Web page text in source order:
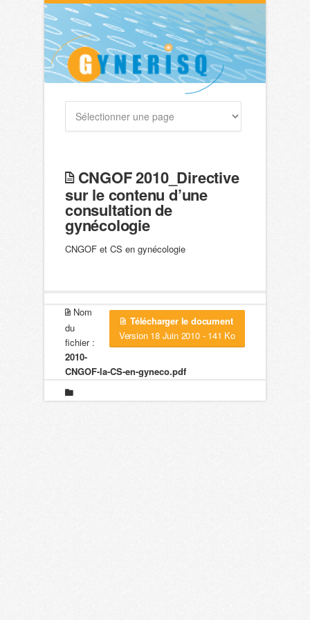
CNGOF 2010_Directive
sur le contenu d’une
consultation de
gynécologie
CNGOF et CS en gynécologie
Télécharger le document
Version 18 Juin 2010 - 141 Ko
Nom
du
fichier :
2010-
CNGOF-la-CS-en-gyneco.pdf